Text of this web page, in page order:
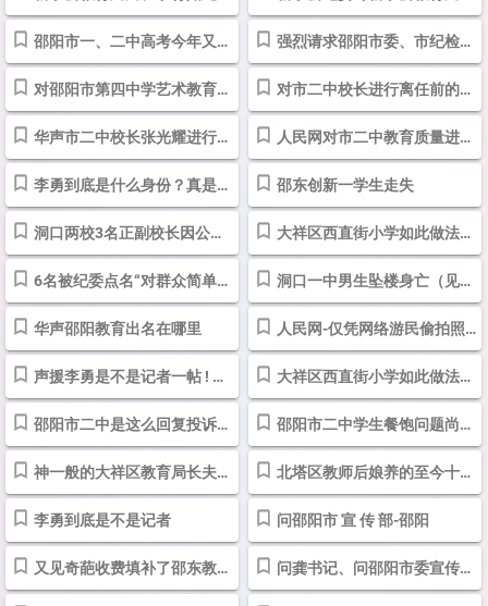
邵阳市一、二中高考今年又创“辉煌”了吧，比县区强滴么？-邵阳 强烈请求邵阳市委、市纪检会对市二中主要负责人进行责任审计_投诉举报...
对邵阳市第四中学艺术教育中心的几点疑问-邵阳 对市二中校长进行离任前的审计
华声市二中校长张光耀进行审查_投诉举报_投诉直通车_华声在线 人民网对市二中教育质量进行责任审计
李勇到底是什么身份？真是红网记者么？-邵阳 邵东创新一学生走失
洞口两校3名正副校长因公款旅游均被免职-邵阳 大祥区西直街小学如此做法到底对吗？和你们真的没有关系吗？》一帖的...
6名被纪委点名“对群众简单粗暴”的官员都是谁？ - 今日头条(TouTiao.com) 洞口一中男生坠楼身亡（见图）-邵阳
华声邵阳教育出名在哪里 人民网-仅凭网络游民偷拍照片实施网络问政闹笑话
声援李勇是不是记者一帖 ! 邵阳究竟有多少这样的假记者？-邵阳 大祥区西直街小学如此做法到底对吗？和你们真的没有关系吗？（已回复...
邵阳市二中是这么回复投诉补课的，我也醉了,把责任都推到家长委员会了... 邵阳市二中学生餐饱问题尚难解决谈何学习？
神一般的大祥区教育局长夫人竟然吃空饷-邵阳 北塔区教师后娘养的至今十三个月工资无着？！-邵阳
李勇到底是不是记者 问邵阳市 宣 传 部-邵阳
又见奇葩收费填补了邵东教育乱收费空白 问龚书记、问邵阳市委宣传部_咨询求助_投诉直通车_华声在线